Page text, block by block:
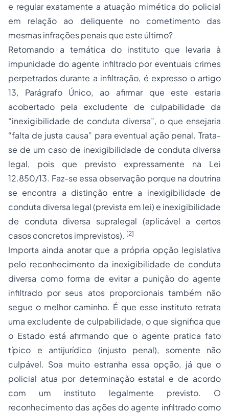
e regular exatamente a atuação mimética do policial
em relação ao deliquente no cometimento das
mesmas infrações penais que este último?
Retomando a temática do instituto que levaria à
impunidade do agente infiltrado por eventuais crimes
perpetrados durante a infiltração, é expresso o artigo
13, Parágrafo Único, ao afirmar que este estaria
acobertado pela excludente de culpabilidade da
“inexigibilidade de conduta diversa”, o que ensejaria
“falta de justa causa” para eventual ação penal. Trata-
se de um caso de inexigibilidade de conduta diversa
legal, pois que previsto expressamente na Lei
12.850/13. Faz-se essa observação porque na doutrina
se encontra a distinção entre a inexigibilidade de
conduta diversa legal (prevista em lei) e inexigibilidade
de conduta diversa supralegal (aplicável a certos
casos concretos imprevistos). [2]
Importa ainda anotar que a própria opção legislativa
pelo reconhecimento da inexigibilidade de conduta
diversa como forma de evitar a punição do agente
infiltrado por seus atos proporcionais também não
segue o melhor caminho. É que esse instituto retrata
uma excludente de culpabilidade, o que significa que
o Estado está afirmando que o agente pratica fato
típico e antijurídico (injusto penal), somente não
culpável. Soa muito estranha essa opção, já que o
policial atua por determinação estatal e de acordo
com um instituto legalmente previsto. O
reconhecimento das ações do agente infiltrado como